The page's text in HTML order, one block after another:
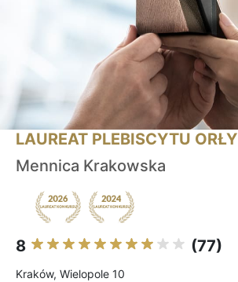
LAUREAT PLEBISCYTU ORŁY
Mennica Krakowska
8 (77)
Kraków, Wielopole 10